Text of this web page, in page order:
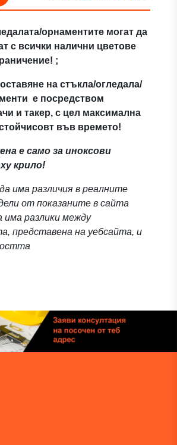
орнаментите могат да
с всички налични цветове
;
на стъкла/огледала/
е посредством
и такер, с цел максимална
във времето!
е само за иноксови
крило!
има различия в реалните
от показаните в сайта
има разлики между
представена на уебсайта, и